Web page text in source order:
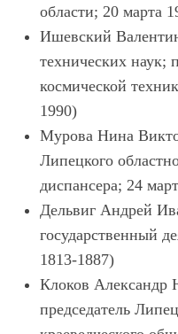
области; 20 марта
Ишевский
технических наук;
космической
1990)
Мурова Нина
Липецкого
диспансера; 24
Дельвиг Андрей
государственный
1813-1887)
Клоков Александр
председатель